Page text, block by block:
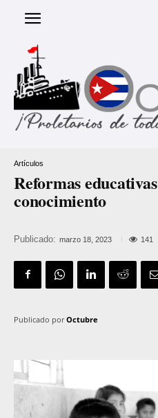
Artículos
Reformas
conocimiento
Publicado: marzo 18, 2023 141
Publicado por Octubre